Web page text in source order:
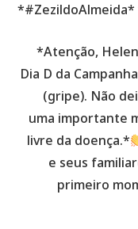
*Atenção,
Dia D da
(gripe). Não
uma importante
livre da doença.*
e seus
primeiro